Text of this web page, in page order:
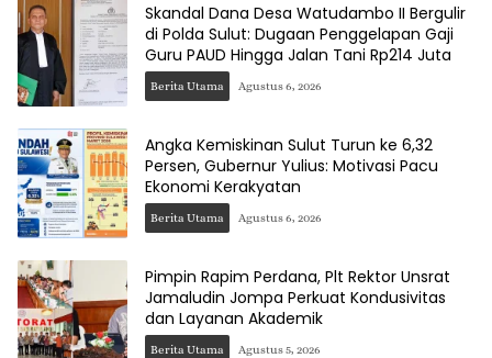
Skandal Dana Desa Watudambo II Bergulir
di Polda Sulut: Dugaan Penggelapan Gaji
Guru PAUD Hingga Jalan Tani Rp214 Juta
Berita Utama Agustus 6, 2026
Angka Kemiskinan Sulut Turun ke 6,32
Persen, Gubernur Yulius: Motivasi Pacu
Ekonomi Kerakyatan
Berita Utama Agustus 6, 2026
Pimpin Rapim Perdana, Plt Rektor Unsrat
Jamaludin Jompa Perkuat Kondusivitas
dan Layanan Akademik
Berita Utama Agustus 5, 2026